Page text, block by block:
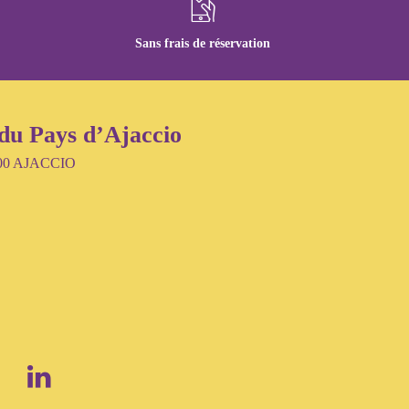
Sans frais de réservation
Pays d’Ajaccio
AJACCIO